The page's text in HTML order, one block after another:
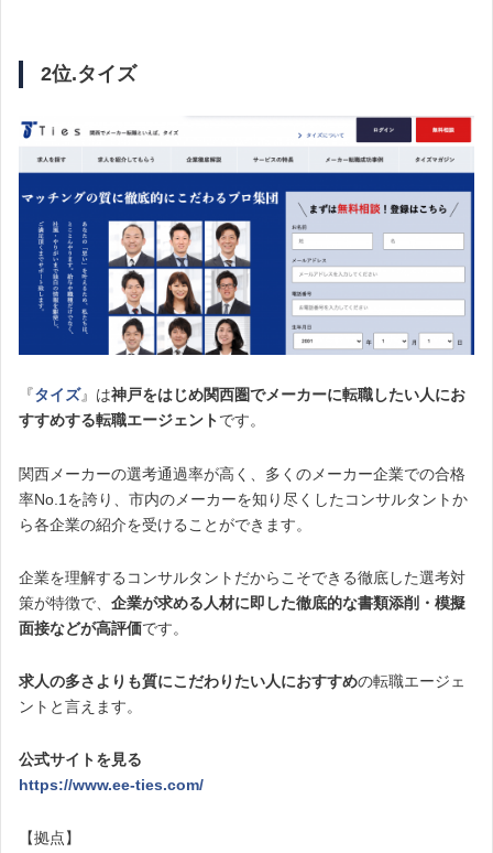
2位.タイズ
『タイズ』は神戸をはじめ関西圏でメーカーに転職したい人にお
すすめする転職エージェントです。
関西メーカーの選考通過率が高く、多くのメーカー企業での合格
率No.1を誇り、市内のメーカーを知り尽くしたコンサルタントか
ら各企業の紹介を受けることができます。
企業を理解するコンサルタントだからこそできる徹底した選考対
策が特徴で、 企業が求める人材に即した徹底的な書類添削・模擬
面接などが高評価です。
求人の多さよりも質にこだわりたい人におすすめの転職エージェ
ントと言えます。
公式サイトを見る
https://www.ee-ties.com/
【拠点】